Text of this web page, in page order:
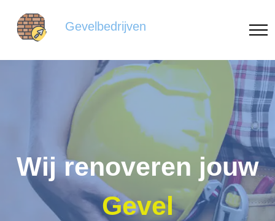
Gevelbedrijven
Wij renoveren jouw
Gevel